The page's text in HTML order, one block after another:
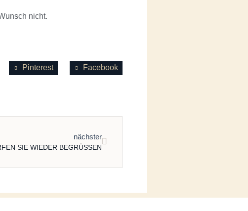
nicht.
Pinterest Facebook
nächster
SIE WIEDER BEGRÜSSEN